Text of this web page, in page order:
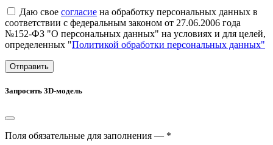
Даю свое согласие на обработку персональных данных в
соответствии с федеральным законом от 27.06.2006 года
№152-ФЗ "О персональных данных" на условиях и для целей,
определенных "Политикой обработки персональных данных"
Отправить
Запросить 3D-модель
Поля обязательные для заполнения — *